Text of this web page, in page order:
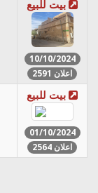
10/10/2024
اعلان 2591
01/10/2024
اعلان 2564